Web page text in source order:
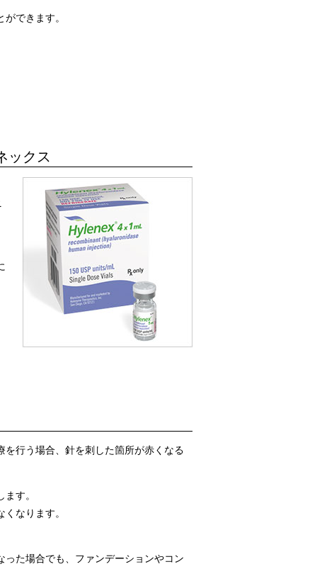
できます。
ックス
行う場合、針を刺した箇所が赤くなる
す。
なります。
た場合でも、ファンデーションやコン